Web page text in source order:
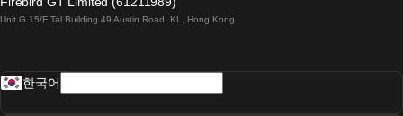
로마에서 나폴리 열차
Unit G 15/F Tal Building 49 Austin Road, KL, Hong Kong
한국어